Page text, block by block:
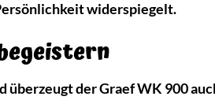
widerspiegelt.
überzeugt der Graef WK 900